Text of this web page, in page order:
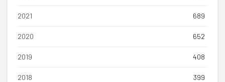
2021 689
2020 652
2019 408
2018 399